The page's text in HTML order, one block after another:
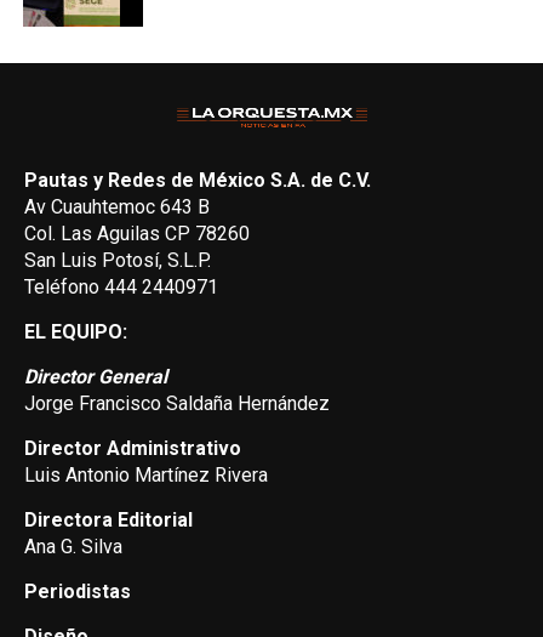
Pautas y Redes de México S.A. de C.V.
Av Cuauhtemoc 643 B
Col. Las Aguilas CP 78260
San Luis Potosí, S.L.P.
Teléfono 444 2440971
EL EQUIPO:
Director General
Jorge Francisco Saldaña Hernández
Director Administrativo
Luis Antonio Martínez Rivera
Directora Editorial
Ana G. Silva
Periodistas